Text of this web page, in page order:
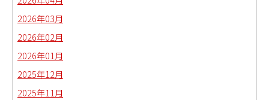
2026年03月
2026年02月
2026年01月
2025年12月
2025年11月